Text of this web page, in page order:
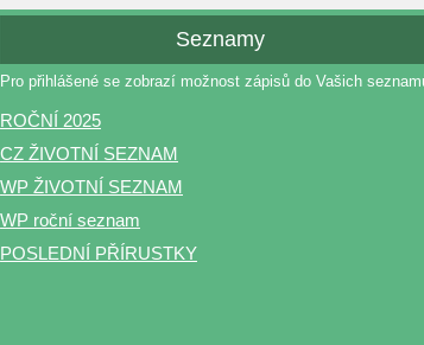
Seznamy
Pro přihlášené se zobrazí možnost zápisů do Vašich
ROČNÍ 2025
CZ ŽIVOTNÍ SEZNAM
WP ŽIVOTNÍ SEZNAM
WP roční seznam
POSLEDNÍ PŘÍRUSTKY